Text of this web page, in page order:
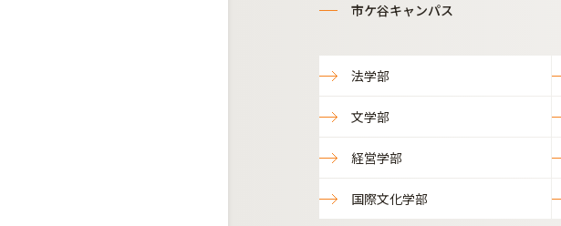
市ケ谷キャンパス
法学部
文学部
経営学部
国際文化学部